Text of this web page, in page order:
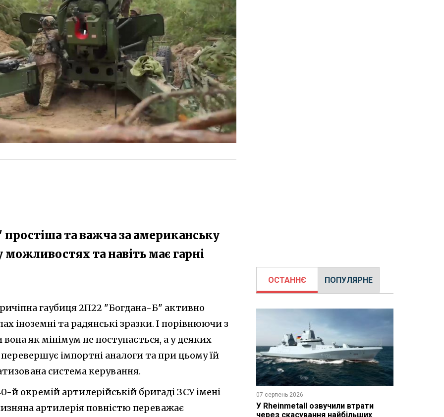
та важча за американську
можливостях та навіть має гарні
гаубиця 2П22 "Богдана-Б" активно
іноземні та радянські зразки. І порівнюючи з
як мінімум не поступається, а у деяких
імпортні аналоги та при цьому їй
система керування.
й окремій артилерійській бригаді ЗСУ імені
артилерія повністю переважає
ОСТАННЄ ПОПУЛЯРНЕ
07 серпень 2026
У Rheinmetall озвучили втрати
через скасування найбільших